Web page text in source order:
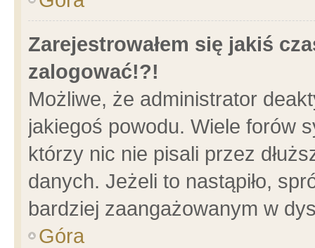
Zarejestrowałem się jakiś
zalogować!?!
Możliwe, że administrator
jakiegoś powodu. Wiele forów
którzy nic nie pisali przez
danych. Jeżeli to nastąpiło,
bardziej zaangażowanym w
Góra